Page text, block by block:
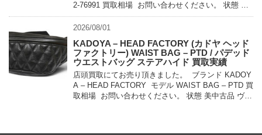
2-76991 買取相場 お問い合わせください。 状態 未
使用品 1983年に誕生したPO […]
2026/08/01
KADOYA – HEAD FACTORY (カドヤ ヘッド
ファクトリー) WAIST BAG – PTD / パデッド
ウエストバッグ ステアハイド 買取実績
店頭買取にてお売り頂きました。 ブランド KADOY
A – HEAD FACTORY モデル WAIST BAG – PTD 買
取相場 お問い合わせください。 状態 美中古品 ヴィ